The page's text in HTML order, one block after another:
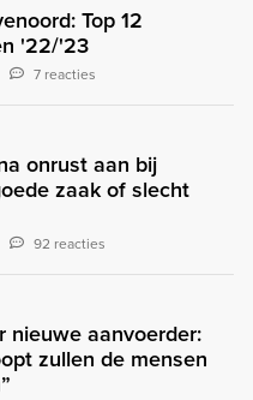
Top 12
'22/'23
7 reacties
onrust aan bij
zaak of slecht
92 reacties
nieuwe aanvoerder:
zullen de mensen